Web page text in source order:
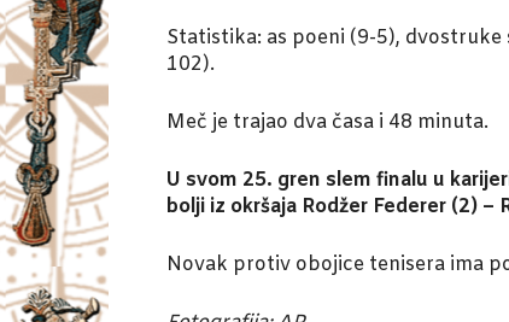
Statistika: as poeni (9-5),
102).
Meč je trajao dva časa i 48 minuta.
U svom 25. gren slem finalu u
bolji iz okršaja Rodžer Federer (2) –
Novak protiv obojice tenisera ima